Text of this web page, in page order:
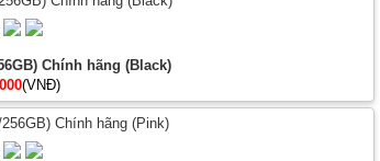
Chính hãng (Black)
(VNĐ)